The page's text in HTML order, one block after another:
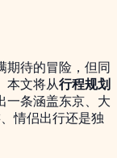
期待的冒险，但同
本文将从行程规划
一条涵盖东京、大
情侣出行还是独